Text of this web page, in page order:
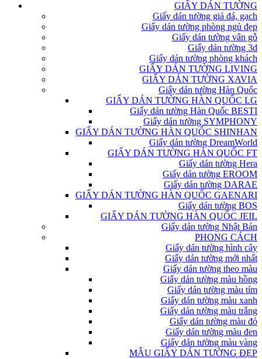
GIẤY DÁN TƯỜNG
Giấy dán tường giả đá, gạch
Giấy dán tường phòng ngủ đẹp
Giấy dán tường vân gỗ
Giấy dán tường 3d
Giấy dán tường phòng khách
GIẤY DÁN TƯỜNG LIVING
GIẤY DÁN TƯỜNG XAVIA
Giấy dán tường Hàn Quốc
GIẤY DÁN TƯỜNG HÀN QUỐC LG
Giấy dán tường Hàn Quốc BESTI
Giấy dán tường SYMPHONY
GIẤY DÁN TƯỜNG HÀN QUỐC SHINHAN
Giấy dán tường DreamWorld
GIẤY DÁN TƯỜNG HÀN QUỐC FT
Giấy dán tường Hera
Giấy dán tường EROOM
Giấy dán tường DARAE
GIẤY DÁN TƯỜNG HÀN QUỐC GAENARI
Giấy dán tường BOS
GIẤY DÁN TƯỜNG HÀN QUỐC JEIL
Giấy dán tường Nhật Bản
PHONG CÁCH
Giấy dán tường hình cây
Giấy dán tường mới nhất
Giấy dán tường theo màu
Giấy dán tường màu hồng
Giấy dán tường màu tím
Giấy dán tường màu xanh
Giấy dán tường màu trắng
Giấy dán tường màu đỏ
Giấy dán tường màu đen
Giấy dán tường màu vàng
MẪU GIẤY DÁN TƯỜNG ĐẸP